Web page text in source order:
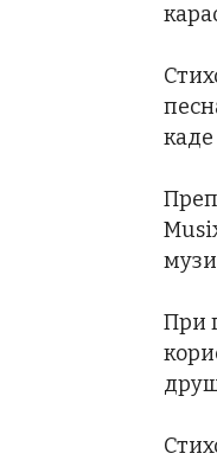
каде
При